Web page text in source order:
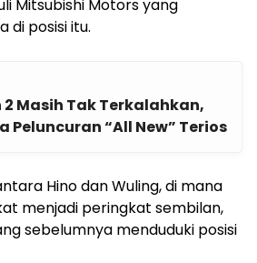
Mitsubishi Motors yang
di posisi itu.
2 Masih Tak Terkalahkan,
Peluncuran “All New” Terios
Hino dan Wuling, di mana
menjadi peringkat sembilan,
sebelumnya menduduki posisi